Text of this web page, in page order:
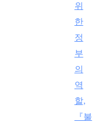
위
한
정
부
의
역
할,
『불